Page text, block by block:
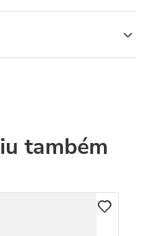
também